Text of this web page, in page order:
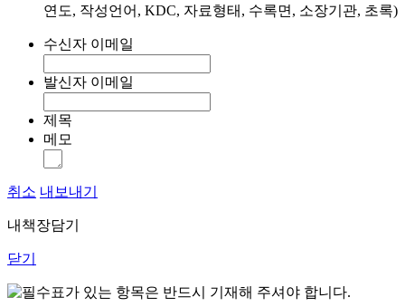
연도, 작성언어, KDC, 자료형태, 수록면, 소장기관, 초록)
수신자 이메일
발신자 이메일
제목
메모
취소 내보내기
내책장담기
닫기
표가 있는 항목은 반드시 기재해 주셔야 합니다.